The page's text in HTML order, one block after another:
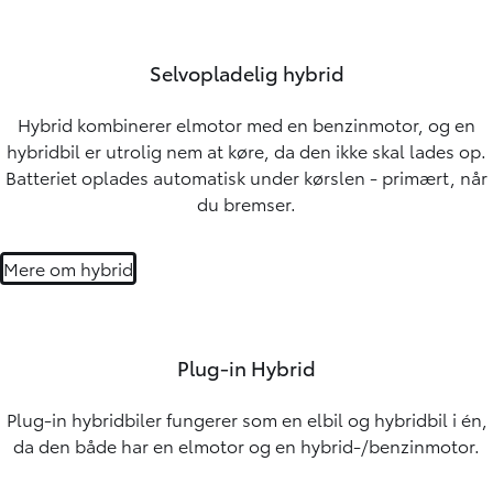
Selvopladelig hybrid
Hybrid kombinerer elmotor med en benzinmotor, og en
hybridbil er utrolig nem at køre, da den ikke skal lades op.
Batteriet oplades automatisk under kørslen - primært, når
du bremser.
Mere om hybrid
Plug-in Hybrid
Plug-in hybridbiler fungerer som en elbil og hybridbil i én,
da den både har en elmotor og en hybrid-/benzinmotor.